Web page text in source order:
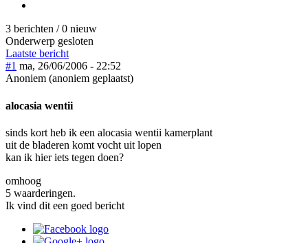
3 berichten / 0 nieuw
Onderwerp gesloten
Laatste bericht
#1 ma, 26/06/2006 - 22:52
Anoniem (anoniem geplaatst)
alocasia wentii
sinds kort heb ik een alocasia wentii kamerplant
uit de bladeren komt vocht uit lopen
kan ik hier iets tegen doen?
omhoog
5 waarderingen.
Ik vind dit een goed bericht